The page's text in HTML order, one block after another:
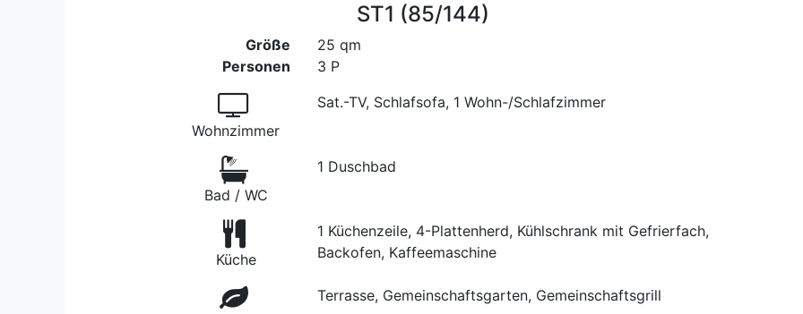
ST1 (85/144)
Größe
Personen
25 qm
3 P
Wohnzimmer
Sat.-TV, Schlafsofa, 1 Wohn-/Schlafzimmer
Bad / WC
1 Duschbad
Küche
1 Küchenzeile, 4-Plattenherd, Kühlschrank mit Gefrierfach,
Backofen, Kaffeemaschine
Terrasse, Gemeinschaftsgarten, Gemeinschaftsgrill